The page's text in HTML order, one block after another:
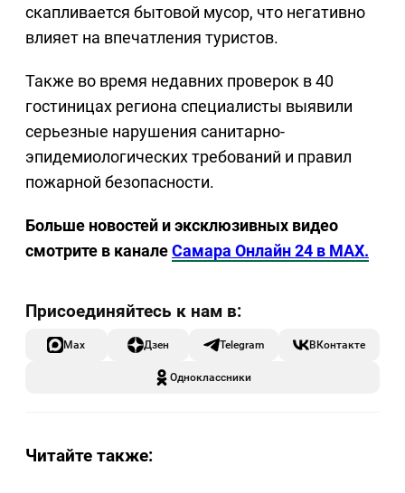
скапливается бытовой мусор, что негативно
влияет на впечатления туристов.
Также во время недавних проверок в 40
гостиницах региона специалисты выявили
серьезные нарушения санитарно-
эпидемиологических требований и правил
пожарной безопасности.
Больше новостей и эксклюзивных видео
смотрите в каналеСамара Онлайн 24 в MAX.
Max Дзен Telegram ВКонтакте
Одноклассники
Читайте также: